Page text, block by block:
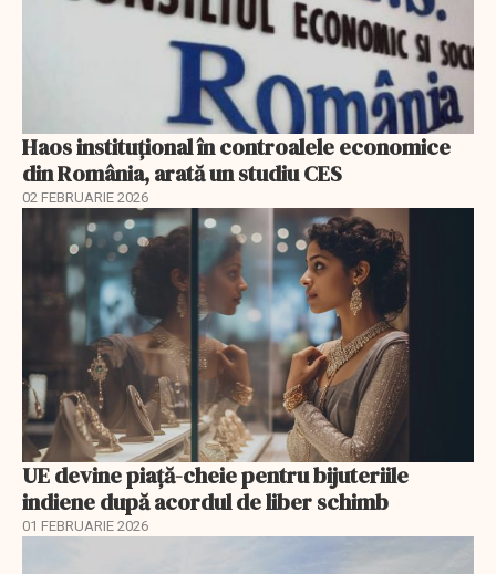
Haos instituțional în controalele economice
din România, arată un studiu CES
02 FEBRUARIE 2026
UE devine piață-cheie pentru bijuteriile
indiene după acordul de liber schimb
01 FEBRUARIE 2026